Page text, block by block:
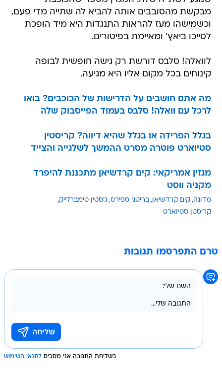
מבקשת מהסובבים אותה להביא לה שתייה מדי פעם,
וכשמישהו מעז להראות התנגדות היא מיד הופכת
לסייכו ביאץ' ומאיימת בפיטורים.
לוואלה! סלבס דורשת רק גישה חופשית לבופה
קינוחים בכל מקום אליו היא מגיעה.
מה אתם חושבים על הדרישות של הכוכבים? בואו
לרכל עם וואלה! סלבס בעמוד הפייסבוק שלה
בגלל הפרידה או בגלל שהיא דיווה? קריסטין
סטיוארט פוטרה מסרט ההמשך לשלגייה והצייד
מגזין אמריקאי: קים קרדשיאן מתכננת להיפרד
מקניה ווסט
מדונה קים קרדשיאן בריטני ספירס ג'סטין טימברלייק
קריסטן סטיוארט
טרם התפרסמו תגובות
בשליחת התגובה אני מסכים לתנאי השימוש